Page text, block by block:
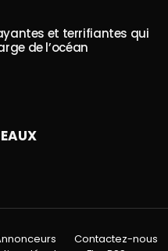
et terrifiantes qui
de l’océan
Contactez-nous